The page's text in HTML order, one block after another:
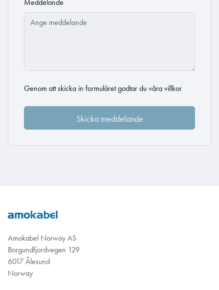
Meddelande
Genom att skicka in formuläret godtar du våra villkor
Amokabel Norway AS
Borgundfjordvegen 129
6017 Ålesund
Norway